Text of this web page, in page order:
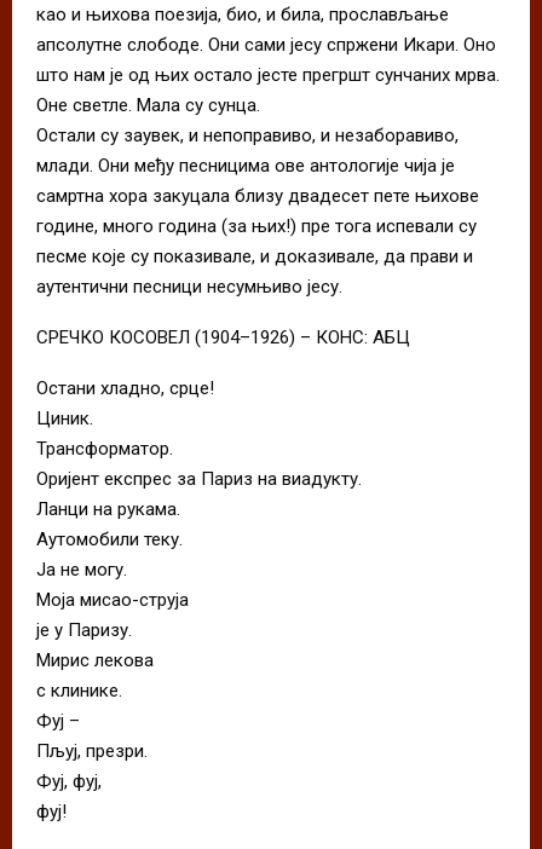
као и њихова поезија, био, и била, прослављање
апсолутне слободе. Они сами јесу спржени Икари. Оно
што нам је од њих остало јесте прегршт сунчаних мрва.
Оне светле. Мала су сунца.
Остали су заувек, и непоправиво, и незаборавиво,
млади. Они међу песницима ове антологије чија је
самртна хора закуцала близу двадесет пете њихове
године, много година (за њих!) пре тога испевали су
песме које су показивале, и доказивале, да прави и
аутентични песници несумњиво јесу.
СРЕЧКО КОСОВЕЛ (1904–1926) – КОНС: АБЦ
Остани хладно, срце!
Циник.
Трансформатор.
Оријент експрес за Париз на виадукту.
Ланци на рукама.
Аутомобили теку.
Ја не могу.
Моја мисао-струја
је у Паризу.
Мирис лекова
с клинике.
Фуј –
Пљуј, презри.
Фуј, фуј,
фуј!